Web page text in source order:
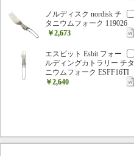
ノルディスク nordisk チ
タニウムフォーク 119026
￥2,673
エスビット Esbit フォー
ルディングカトラリー チタ
ニウムフォーク ESFF16TI
￥2,640